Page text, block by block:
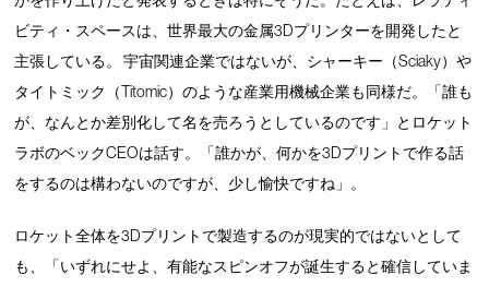
ビティ・スペースは、世界最大の金属3Dプリンターを開発したと
主張している。 宇宙関連企業ではないが、シャーキー（Sciaky）や
タイトミック（Titomic）のような産業用機械企業も同様だ。「誰も
が、なんとか差別化して名を売ろうとしているのです」とロケット
ラボのベックCEOは話す。「誰かが、何かを3Dプリントで作る話
をするのは構わないのですが、少し愉快ですね」。
ロケット全体を3Dプリントで製造するのが現実的ではないとして
も、「いずれにせよ、有能なスピンオフが誕生すると確信していま